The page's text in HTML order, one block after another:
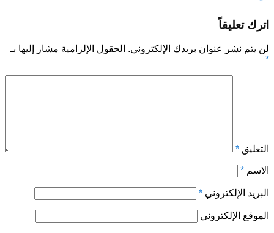
اترك تعليقاً
لن يتم نشر عنوان بريدك الإلكتروني. الحقول الإلزامية مشار إليها بـ
*
التعليق *
الاسم *
البريد الإلكتروني *
الموقع الإلكتروني